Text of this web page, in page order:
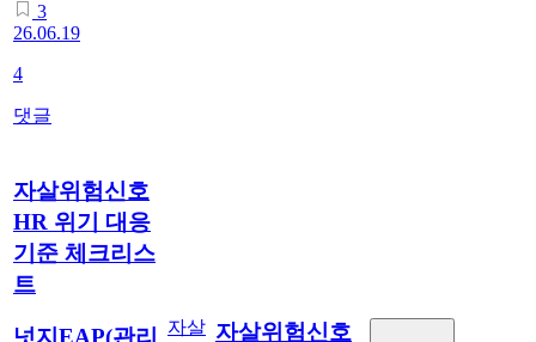
3
26.06.19
4
댓글
자살위험신호
HR 위기 대응
기준 체크리스
트
자살 자살위험신호